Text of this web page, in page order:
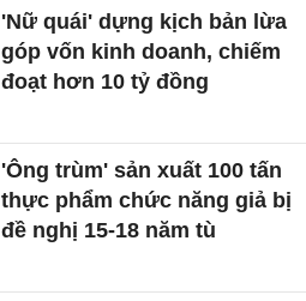
'Nữ quái' dựng kịch bản lừa
góp vốn kinh doanh, chiếm
đoạt hơn 10 tỷ đồng
'Ông trùm' sản xuất 100 tấn
thực phẩm chức năng giả bị
đề nghị 15-18 năm tù